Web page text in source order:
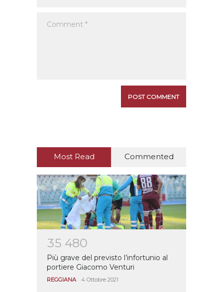
Most Read Commented
35 480
Più grave del previsto l’infortunio al
portiere Giacomo Venturi
REGGIANA 4 Ottobre 2021